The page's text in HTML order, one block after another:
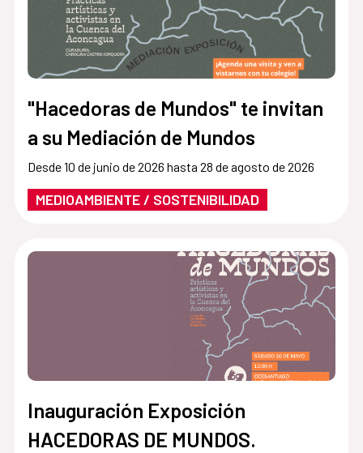
"Hacedoras de Mundos" te invitan
a su Mediación de Mundos
Desde 10 de junio de 2026 hasta 28 de agosto de 2026
MEDIOAMBIENTE / SOSTENIBILIDAD
Inauguración Exposición
HACEDORAS DE MUNDOS.